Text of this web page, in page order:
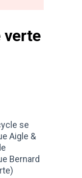
verte
se
Aigle &
Bernard